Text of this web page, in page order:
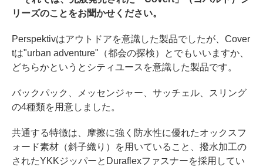
リーズのことをお聞かせください。
Perspektivはアウトドアを意識した製品でしたが、Cover
tは"urban adventure"（都会の探検）とでもいいますか、
どちらかというとシティユースを意識した製品です。
バックパック、メッセンジャー、サッチェル、スリング
の4種類を用意しました。
共通する特徴は、摩擦に強く防水性に優れたオックスフ
ォード素材（斜子織り）を用いていること、撥水加工の
されたYKKジッパーとDuraflexファスナーを採用してい